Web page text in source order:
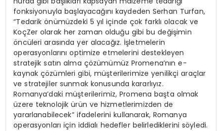
fonksiyonuyla başlayacağını kaydeden Serhan Turfan,
“Tedarik önümüzdeki 5 yıl içinde çok farklı olacak ve
KoçZer olarak her zaman olduğu gibi bu değişimin
öncüleri arasında yer alacağız. İşletmelerin
operasyonlarını optimize etmelerini destekleyen
stratejik satın alma çözümümüz Promena’nın e-
kaynak çözümleri gibi, müşterilerimize yenilikçi araçlar
ve stratejiler sunmak konusunda kararlıyız.
Romanya’daki müşterilerimiz, Promena başta olmak
üzere teknolojik ürün ve hizmetlerimizden de
yararlanabilecek” ifadelerini kullanarak, Romanya
operasyonları için iddialı hedefler belirlediklerini söyledi.